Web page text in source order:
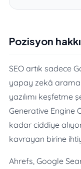
Pozisyon
SEO artık sadece
yapay zekâ
yazılımı keşfetme
Generative Engine
kadar ciddiye
kavrayan birine
Ahrefs, Google